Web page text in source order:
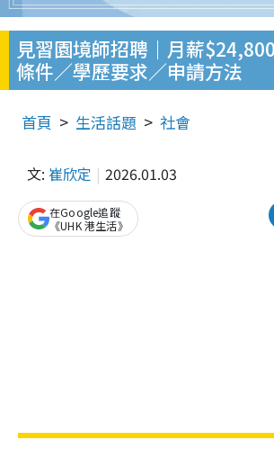
見習園境師招聘｜月薪
條件／學歷要求／申請方法
首頁 生活話題 社會
文: 崔欣定 2026.01.03
在Google追蹤
《UHK 港生活》